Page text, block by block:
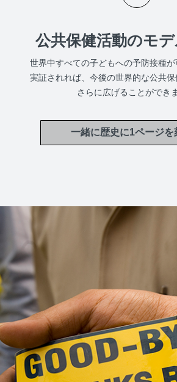
公共保健活動のモ
世界中すべての子どもへの予防接種
実証されれば、今後の世界的な公共
さらに広げることができ
一緒に歴史に1ページを